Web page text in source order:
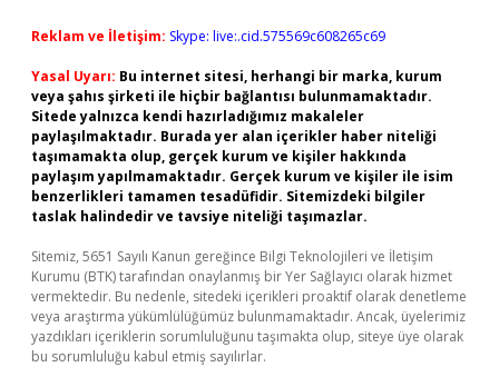
Reklam ve İletişim: Skype: live:.cid.575569c608265c69
Yasal Uyarı: Bu internet sitesi, herhangi bir marka, kurum
veya şahıs şirketi ile hiçbir bağlantısı bulunmamaktadır.
Sitede yalnızca kendi hazırladığımız makaleler
paylaşılmaktadır. Burada yer alan içerikler haber niteliği
taşımamakta olup, gerçek kurum ve kişiler hakkında
paylaşım yapılmamaktadır. Gerçek kurum ve kişiler ile isim
benzerlikleri tamamen tesadüfidir. Sitemizdeki bilgiler
taslak halindedir ve tavsiye niteliği taşımazlar.
Sitemiz, 5651 Sayılı Kanun gereğince Bilgi Teknolojileri ve İletişim
Kurumu (BTK) tarafından onaylanmış bir Yer Sağlayıcı olarak hizmet
vermektedir. Bu nedenle, sitedeki içerikleri proaktif olarak denetleme
veya araştırma yükümlülüğümüz bulunmamaktadır. Ancak, üyelerimiz
yazdıkları içeriklerin sorumluluğunu taşımakta olup, siteye üye olarak
bu sorumluluğu kabul etmiş sayılırlar.